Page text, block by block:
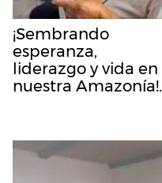
¡Sembrando
esperanza,
liderazgo y vida en
nuestra Amazonía!.